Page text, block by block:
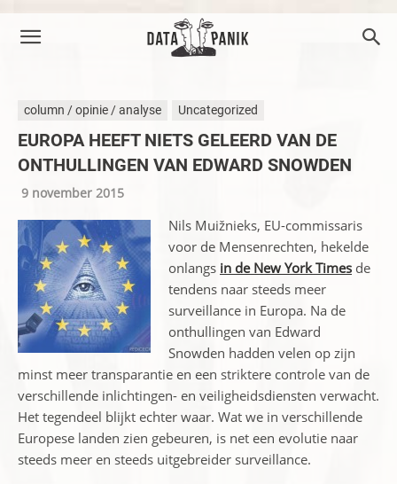
column / opinie / analyse Uncategorized
EUROPA HEEFT NIETS GELEERD VAN DE
ONTHULLINGEN VAN EDWARD SNOWDEN
9 november 2015
Nils Muižnieks, EU-commissaris
voor de Mensenrechten, hekelde
onlangs in de New York Times de
tendens naar steeds meer
surveillance in Europa. Na de
onthullingen van Edward
Snowden hadden velen op zijn
minst meer transparantie en een striktere controle van de
verschillende inlichtingen- en veiligheidsdiensten verwacht.
Het tegendeel blijkt echter waar. Wat we in verschillende
Europese landen zien gebeuren, is net een evolutie naar
steeds meer en steeds uitgebreider surveillance.